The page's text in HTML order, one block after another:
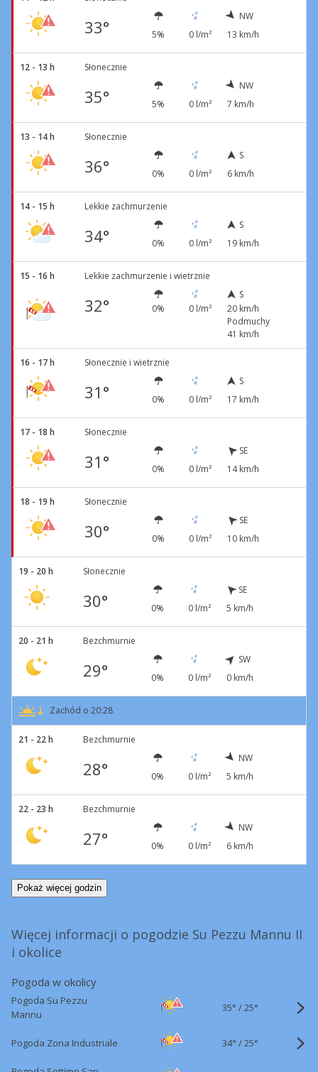
33° 5% 0 l/m²
NW
13 km/h
12 - 13 h Słonecznie
35° 5% 0 l/m²
NW
7 km/h
13 - 14 h Słonecznie
36° 0% 0 l/m²
S
6 km/h
14 - 15 h Lekkie zachmurzenie
34° 0% 0 l/m²
S
19 km/h
15 - 16 h Lekkie zachmurzenie i wietrznie
32° 0% 0 l/m²
S
20 km/h
Podmuchy
41 km/h
16 - 17 h Słonecznie i wietrznie
31° 0% 0 l/m²
S
17 km/h
17 - 18 h Słonecznie
31° 0% 0 l/m²
SE
14 km/h
18 - 19 h Słonecznie
30° 0% 0 l/m²
SE
10 km/h
19 - 20 h Słonecznie
30° 0% 0 l/m²
SE
5 km/h
20 - 21 h Bezchmurnie
29° 0% 0 l/m²
SW
0 km/h
Zachód o 20:28
21 - 22 h Bezchmurnie
28° 0% 0 l/m²
NW
5 km/h
22 - 23 h Bezchmurnie
27° 0% 0 l/m²
NW
6 km/h
Pokaż więcej godzin
Więcej informacji o pogodzie Su Pezzu Mannu II
i okolice
Pogoda w okolicy
Pogoda Su Pezzu
Mannu
35° /25°
Pogoda Zona Industriale 34° /25°